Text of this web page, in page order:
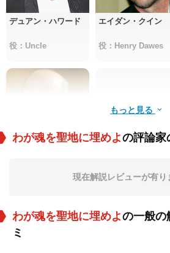
デュアン・ハワード
役：Uncle
エイダン・クイン
役：Henry Dawes
役：President Ulyss
役：One Bull
もっと見る
わが魂を聖地に埋めよの評論家
現在解説レビューが有り
わが魂を聖地に埋めよの一般の
ミ